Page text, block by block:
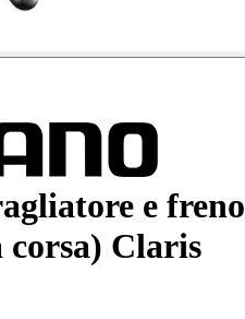
e freno
Claris